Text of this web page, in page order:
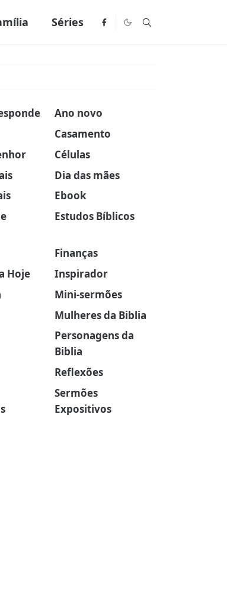
Séries
Ano novo
Casamento
Células
Dia das mães
Ebook
Estudos Bíblicos
Finanças
Hoje
Inspirador
Mini-sermões
Mulheres da Biblia
Personagens da
Biblia
Reflexões
Sermões
Expositivos